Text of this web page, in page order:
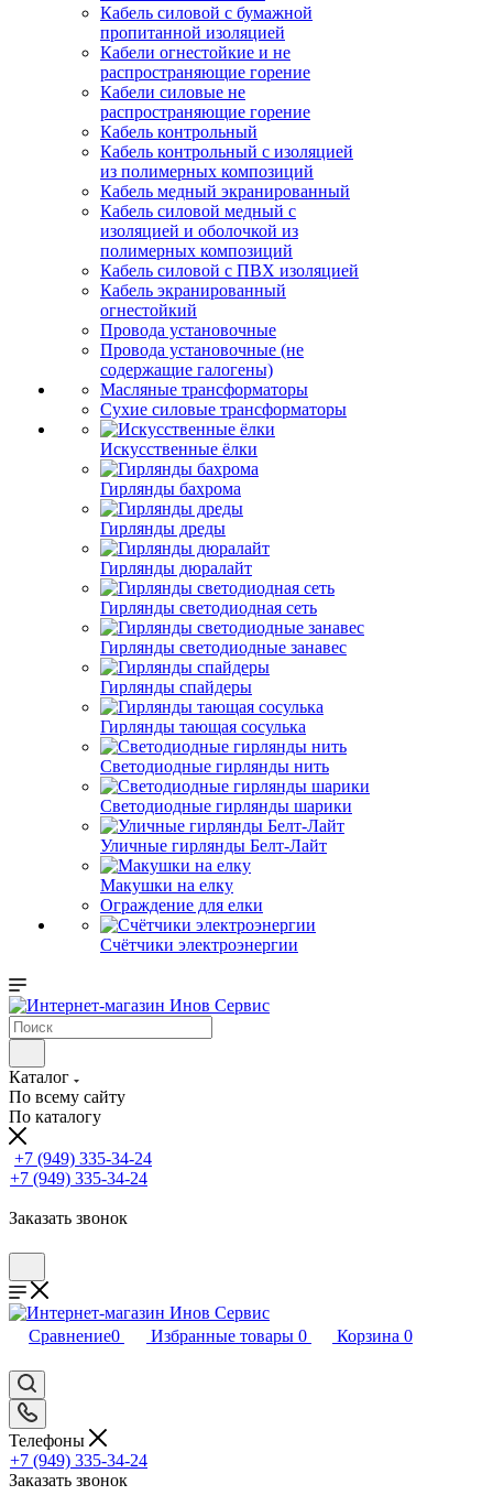
Кабель силовой с бумажной
пропитанной изоляцией
Кабели огнестойкие и не
распространяющие горение
Кабели силовые не
распространяющие горение
Кабель контрольный
Кабель контрольный с изоляцией
из полимерных композиций
Кабель медный экранированный
Кабель силовой медный с
изоляцией и оболочкой из
полимерных композиций
Кабель силовой с ПВХ изоляцией
Кабель экранированный
огнестойкий
Провода установочные
Провода установочные (не
содержащие галогены)
Масляные трансформаторы
Сухие силовые трансформаторы
Искусственные ёлки
Гирлянды бахрома
Гирлянды дреды
Гирлянды дюралайт
Гирлянды светодиодная сеть
Гирлянды светодиодные занавес
Гирлянды спайдеры
Гирлянды тающая сосулька
Светодиодные гирлянды нить
Светодиодные гирлянды шарики
Уличные гирлянды Белт-Лайт
Макушки на елку
Ограждение для елки
Счётчики электроэнергии
Каталог
По всему сайту
По каталогу
+7 (949) 335-34-24
+7 (949) 335-34-24
Заказать звонок
Сравнение0 Избранные товары 0 Корзина 0
Телефоны
+7 (949) 335-34-24
Заказать звонок